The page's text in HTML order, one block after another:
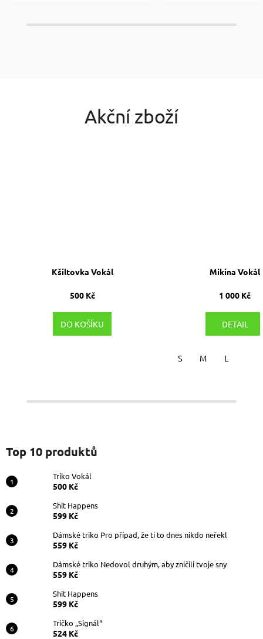
Akční zboží
Kšiltovka Vokál
500 Kč
DO KOŠÍKU
Mikina Vokál
1 000 Kč
DETAIL
S M L
Top 10 produktů
Triko Vokál
500 Kč
Shit Happens
599 Kč
Dámské triko Pro případ, že ti to dnes nikdo neřekl
559 Kč
Dámské triko Nedovol druhým, aby zničili tvoje sny
559 Kč
Shit Happens
599 Kč
Tričko „Signál“
524 Kč